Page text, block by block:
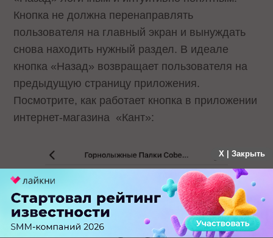
Кнопка не должна перенаправлять
пользователя на главный экран и вынуждать
снова находить нужный раздел. В идеале
кнопка «Назад» возвращает пользователя на
предыдущую страницу приложения.
Посмотрите, как работает кнопка в приложении
интернет-магазина «Кант»:
X | Закрыть